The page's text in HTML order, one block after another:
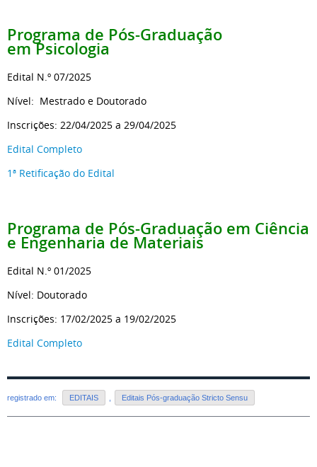
Programa de Pós-Graduação
em Psicologia
Edital N.º 07/2025
Nível: Mestrado e Doutorado
Inscrições: 22/04/2025 a 29/04/2025
Edital Completo
1ª Retificação do Edital
Programa de Pós-Graduação em Ciência
e Engenharia de Materiais
Edital N.º 01/2025
Nível: Doutorado
Inscrições: 17/02/2025 a 19/02/2025
Edital Completo
registrado em: EDITAIS Editais Pós-graduação Stricto Sensu